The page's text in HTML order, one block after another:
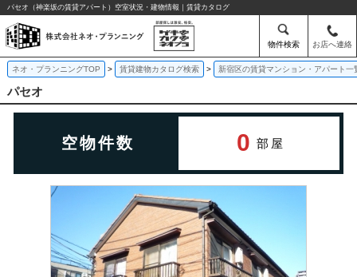
パセオ（神楽坂の賃貸アパート）空室状況・建物情報｜賃貸カタログ
物件検索 お店へ連絡
ネオ・プランニングTOP 賃貸建物カタログ検索 新宿区の賃貸マンション・アパート一
パセオ
空物件数 0 部屋